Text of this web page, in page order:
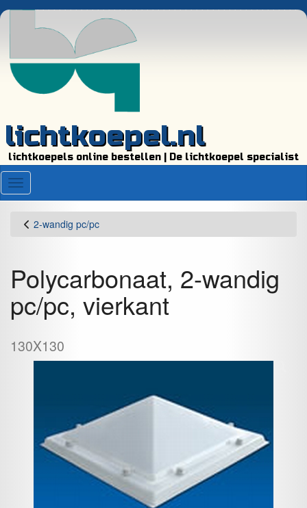
lichtkoepel.nl
lichtkoepels online bestellen | De lichtkoepel specialist
Menu
2-wandig pc/pc
Polycarbonaat, 2-wandig
pc/pc, vierkant
130X130